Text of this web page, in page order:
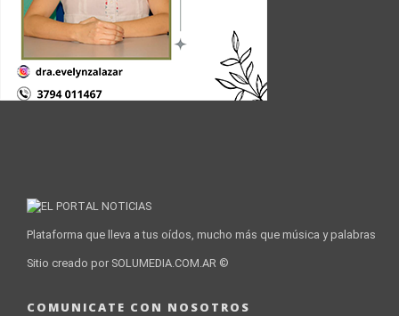
Plataforma que lleva a tus oídos, mucho más que música y palabras
Sitio creado por SOLUMEDIA.COM.AR ©
COMUNICATE CON NOSOTROS